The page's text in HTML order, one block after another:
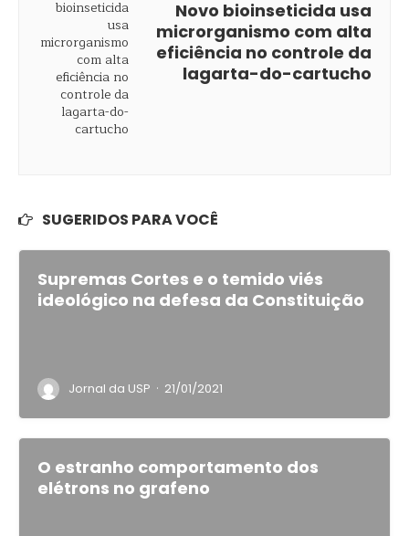
Novo bioinseticida usa
microrganismo com alta
eficiência no controle da
lagarta-do-cartucho
SUGERIDOS PARA VOCÊ
Supremas Cortes e o temido viés
ideológico na defesa da Constituição
Jornal da USP · 21/01/2021
O estranho comportamento dos
elétrons no grafeno